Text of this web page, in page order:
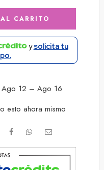
CARRITO
ysolicita tu
Ago 12 – Ago 16
esto ahora mismo